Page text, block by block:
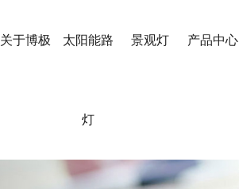
关于博极 太阳能路
灯
景观灯 产品中心